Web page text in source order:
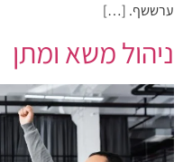
ערששף. […]
ניהול משא ומתן